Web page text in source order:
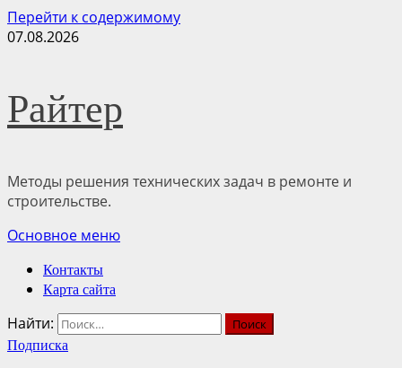
Перейти к содержимому
07.08.2026
Райтер
Методы решения технических задач в ремонте и
строительстве.
Основное меню
Контакты
Карта сайта
Найти:
Подписка